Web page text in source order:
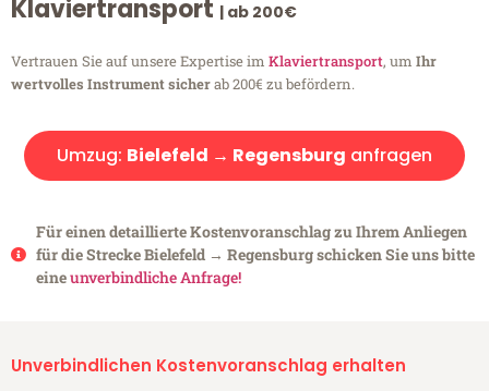
Klaviertransport | ab 200€
Vertrauen Sie auf unsere Expertise im Klaviertransport, um Ihr
wertvolles Instrument sicherab 200€ zu befördern.
Umzug: Bielefeld → Regensburg anfragen
Für einen detaillierte Kostenvoranschlag zu Ihrem Anliegen
für die Strecke Bielefeld → Regensburg schicken Sie uns bitte
eineunverbindliche Anfrage!
Unverbindlichen Kostenvoranschlag erhalten